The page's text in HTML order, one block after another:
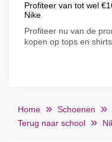
Profiteer van tot wel
Nike
Profiteer nu van de
kopen op tops en
Home Schoenen
Terug naar school